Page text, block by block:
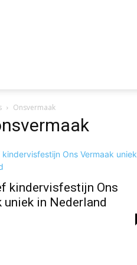
Onsvermaak
kindervisfestijn Ons
uniek in Nederland